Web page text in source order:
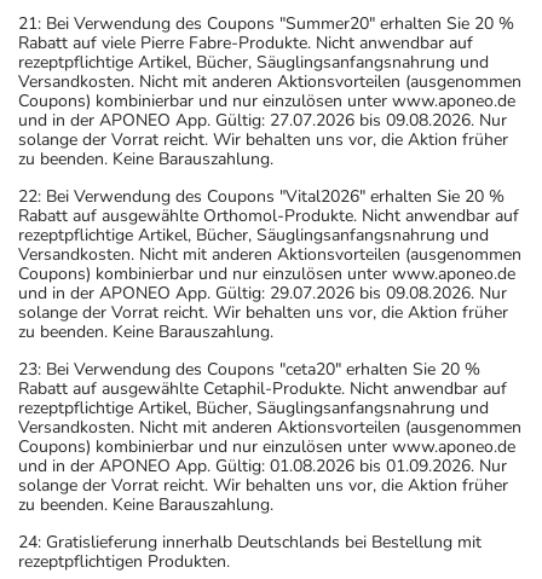
Saccharose. Wenn Sie eine Diabetes-Diät einhalten
müssen, sollten Sie den Zuckergehalt berücksichtigen.
- Es kann Arzneimittel geben, mit denen
Wechselwirkungen auftreten. Sie sollten deswegen
generell vor der Behandlung mit einem neuen
Arzneimittel jedes andere, das Sie bereits anwenden,
dem Arzt oder Apotheker angeben. Das gilt auch für
Arzneimittel, die Sie selbst kaufen, nur gelegentlich
anwenden oder deren Anwendung schon einige Zeit
zurückliegt.
Bitte verwenden Sie dieses Arzneimittel nicht mehr nach
dem auf der Packung oder der Umverpackung
angegebenen Verfallsdatum. Das Verfallsdatum bezieht
sich auf den letzten Tag des angegebenen Monats.
21: Bei Verwendung des Coupons "Summer20" erhalten Sie 20 %
Rabatt auf viele Pierre Fabre-Produkte. Nicht anwendbar auf
rezeptpflichtige Artikel, Bücher, Säuglingsanfangsnahrung und
Versandkosten. Nicht mit anderen Aktionsvorteilen (ausgenommen
Coupons) kombinierbar und nur einzulösen unter www.aponeo.de
und in der APONEO App. Gültig: 27.07.2026 bis 09.08.2026. Nur
solange der Vorrat reicht. Wir behalten uns vor, die Aktion früher
zu beenden. Keine Barauszahlung.
22: Bei Verwendung des Coupons "Vital2026" erhalten Sie 20 %
Rabatt auf ausgewählte Orthomol-Produkte. Nicht anwendbar auf
rezeptpflichtige Artikel, Bücher, Säuglingsanfangsnahrung und
Versandkosten. Nicht mit anderen Aktionsvorteilen (ausgenommen
Coupons) kombinierbar und nur einzulösen unter www.aponeo.de
und in der APONEO App. Gültig: 29.07.2026 bis 09.08.2026. Nur
solange der Vorrat reicht. Wir behalten uns vor, die Aktion früher
zu beenden. Keine Barauszahlung.
23: Bei Verwendung des Coupons "ceta20" erhalten Sie 20 %
Rabatt auf ausgewählte Cetaphil-Produkte. Nicht anwendbar auf
rezeptpflichtige Artikel, Bücher, Säuglingsanfangsnahrung und
Versandkosten. Nicht mit anderen Aktionsvorteilen (ausgenommen
Coupons) kombinierbar und nur einzulösen unter www.aponeo.de
und in der APONEO App. Gültig: 01.08.2026 bis 01.09.2026. Nur
solange der Vorrat reicht. Wir behalten uns vor, die Aktion früher
zu beenden. Keine Barauszahlung.
24: Gratislieferung innerhalb Deutschlands bei Bestellung mit
rezeptpflichtigen Produkten.